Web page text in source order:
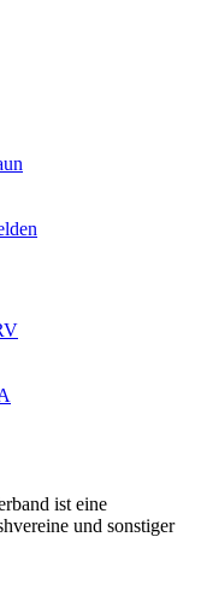
ist eine
und sonstiger